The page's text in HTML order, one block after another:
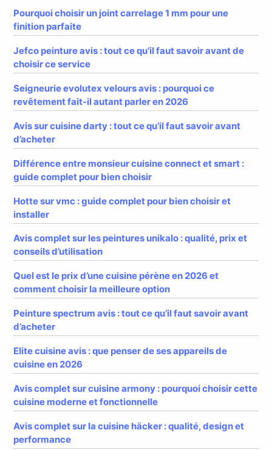
Pourquoi choisir un joint carrelage 1 mm pour une
finition parfaite
Jefco peinture avis : tout ce qu’il faut savoir avant de
choisir ce service
Seigneurie evolutex velours avis : pourquoi ce
revêtement fait-il autant parler en 2026
Avis sur cuisine darty : tout ce qu’il faut savoir avant
d’acheter
Différence entre monsieur cuisine connect et smart :
guide complet pour bien choisir
Hotte sur vmc : guide complet pour bien choisir et
installer
Avis complet sur les peintures unikalo : qualité, prix et
conseils d’utilisation
Quel est le prix d’une cuisine pérène en 2026 et
comment choisir la meilleure option
Peinture spectrum avis : tout ce qu’il faut savoir avant
d’acheter
Elite cuisine avis : que penser de ses appareils de
cuisine en 2026
Avis complet sur cuisine armony : pourquoi choisir cette
cuisine moderne et fonctionnelle
Avis complet sur la cuisine häcker : qualité, design et
performance